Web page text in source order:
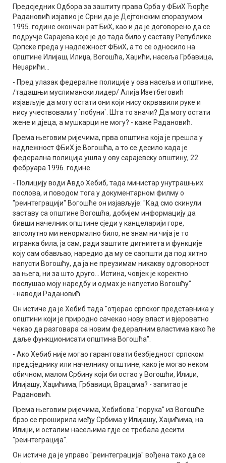
Предсједник Одбора за заштиту права Срба у ФБиХ Ђорђе
Радановић изјавио је Срни да је Дејтонским споразумом
1995. године окончан рат БиХ, као и да је договорено да се
подручје Сарајева које је до тада било у саставу Републике
Српске преда у надлежност ФБиХ, а то се односило на
општине Илијаш, Илиџа, Вогошћа, Хаџићи, насеља Грбавица,
Неџарићи...
- Пред улазак федералне полиције у ова насеља и општине,
/тадашњи муслимански лидер/ Алија Изетбеговић
изјављује да могу остати они који нису окрвавили руке и
нису учествовали у `побуни`. Шта то значи? Да могу остати
жене и дјеца, а мушкарци не могу? - каже Радановић.
Према његовим ријечима, прва општина која је прешла у
надлежност ФБиХ је Вогошћа, а то се десило када је
федерална полиција ушла у ову сарајевску општину, 22.
фебруара 1996. године.
- Полицију води Авдо Хебиб, тада министар унутрашњих
послова, и поводом тога у документарном филму о
"реинтеграцији" Вогошће он изјављује: "Кад смо скинули
заставу са општине Вогошћа, добијем информацију да
бивши начелник општине сједи у канцеларији горе,
апсолутно ми ненормално било, не знам ни чија је то
игранка била, ја сам, ради заштите дигнитета и функције
коју сам обављао, наредио да му се саопшти да под хитно
напусти Вогошћу, да ја не преузимам никакву одговорност
за њега, ни за што друго... Истина, човјек је коректно
послушао моју наредбу и одмах је напустио Вогошћу"
- наводи Радановић.
Он истиче да је Хебиб тада "отјерао српског представника у
општини који је природно сачекао нову власт и вјероватно
чекао да разговара са новим федералним властима како ће
даље функционисати општина Вогошћа".
- Ако Хебиб није могао гарантовати безбједност српском
предсједнику или начелнику општине, како је могао неком
обичном, малом Србину који би остао у Вогошћи, Илиџи,
Илијашу, Хаџићима, Грбавици, Врацама? - запитао је
Радановић.
Према његовим ријечима, Хебибова "порука" из Вогошће
брзо се проширила међу Србима у Илијашу, Хаџићима, на
Илиџи, и осталим насељима гдје се требала десити
"реинтеграција".
Он истиче да је управо "реинтеграција" вођена тако да се